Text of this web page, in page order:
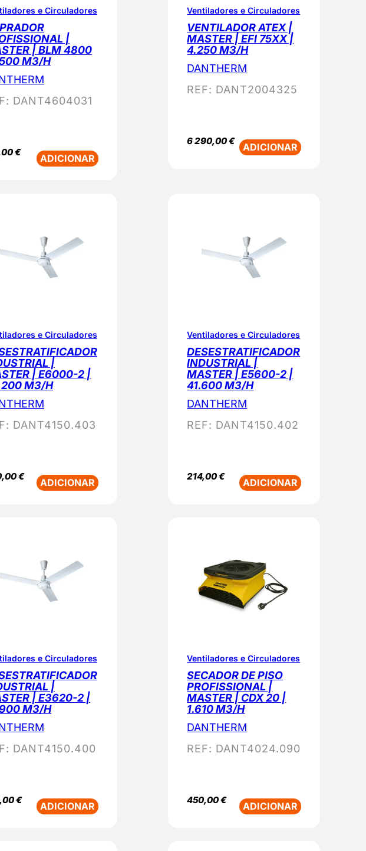
e Circuladores
|
| BLM 4800
M3/H
DANT4604031
€
ADICIONAR
Ventiladores e Circuladores
VENTILADOR ATEX |
MASTER | EFI 75XX |
4.250 M3/H
DANTHERM
REF: DANT2004325
6 290,00€
ADICIONAR
e Circuladores
|
| E6000-2 |
M3/H
DANT4150.403
€
ADICIONAR
Ventiladores e Circuladores
DESESTRATIFICADOR
INDUSTRIAL |
MASTER | E5600-2 |
41.600 M3/H
DANTHERM
REF: DANT4150.402
214,00€
ADICIONAR
e Circuladores
|
| E3620-2 |
M3/H
DANT4150.400
€
ADICIONAR
Ventiladores e Circuladores
SECADOR DE PISO
PROFISSIONAL |
MASTER | CDX 20 |
1.610 M3/H
DANTHERM
REF: DANT4024.090
450,00€
ADICIONAR